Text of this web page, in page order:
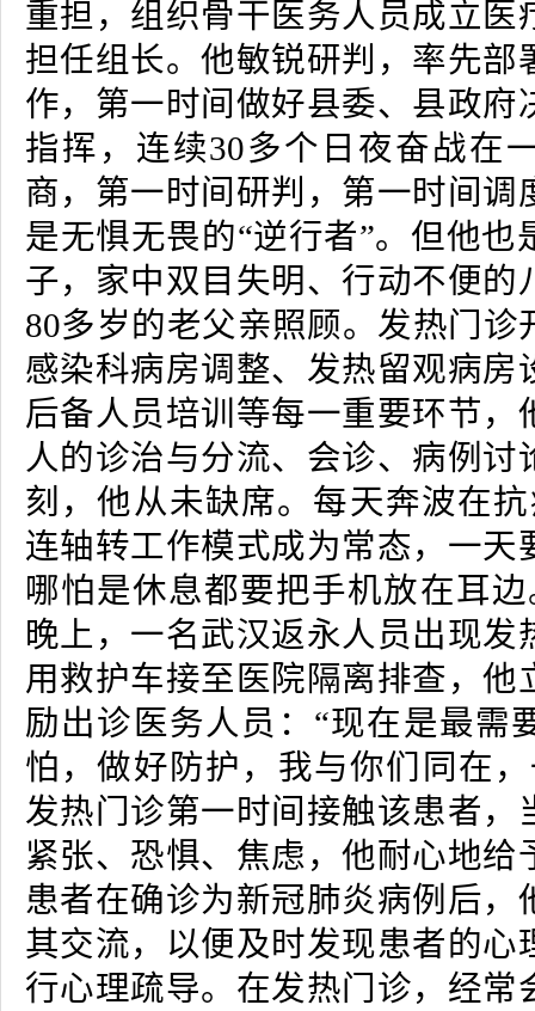
重担，组织骨干医务人员成立医
担任组长。他敏锐研判，率先部
作，第一时间做好县委、县政府
指挥，连续30多个日夜奋战在
商，第一时间研判，第一时间调
是无惧无畏的“逆行者”。但他也
子，家中双目失明、行动不便的
80多岁的老父亲照顾。发热门诊
感染科病房调整、发热留观病房
后备人员培训等每一重要环节，
人的诊治与分流、会诊、病例讨
刻，他从未缺席。每天奔波在
连轴转工作模式成为常态，一天
哪怕是休息都要把手机放在耳边
晚上，一名武汉返永人员出现发
用救护车接至医院隔离排查，他
励出诊医务人员：“现在是最需
怕，做好防护，我与你们同在
发热门诊第一时间接触该患者，
紧张、恐惧、焦虑，他耐心地给
患者在确诊为新冠肺炎病例后，
其交流，以便及时发现患者的心
行心理疏导。在发热门诊，经常